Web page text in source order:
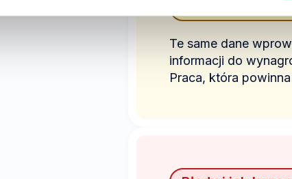
Te same dane
informacji do
Praca, która